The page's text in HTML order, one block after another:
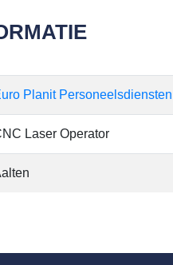
Planit Personeelsdiensten
Laser Operator